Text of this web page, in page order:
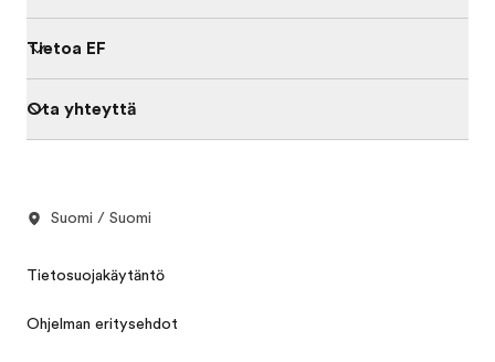
Tietoa EF
Ota yhteyttä
Suomi / Suomi
Tietosuojakäytäntö
Ohjelman eritysehdot